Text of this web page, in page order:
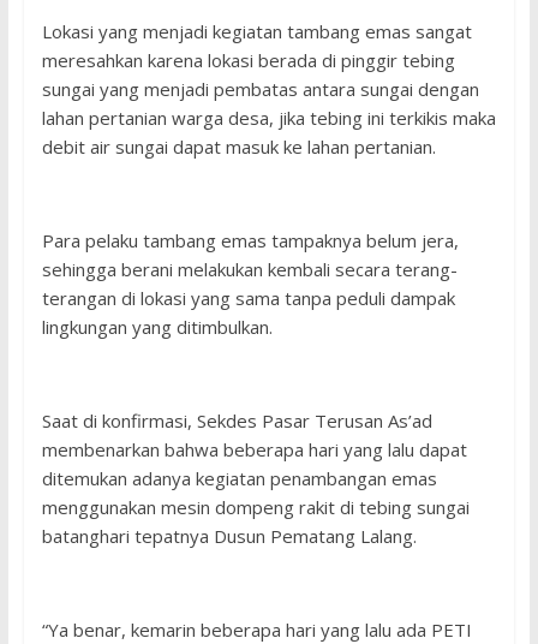
Lokasi yang menjadi kegiatan tambang emas sangat
meresahkan karena lokasi berada di pinggir tebing
sungai yang menjadi pembatas antara sungai dengan
lahan pertanian warga desa, jika tebing ini terkikis maka
debit air sungai dapat masuk ke lahan pertanian.
Para pelaku tambang emas tampaknya belum jera,
sehingga berani melakukan kembali secara terang-
terangan di lokasi yang sama tanpa peduli dampak
lingkungan yang ditimbulkan.
Saat di konfirmasi, Sekdes Pasar Terusan As’ad
membenarkan bahwa beberapa hari yang lalu dapat
ditemukan adanya kegiatan penambangan emas
menggunakan mesin dompeng rakit di tebing sungai
batanghari tepatnya Dusun Pematang Lalang.
“Ya benar, kemarin beberapa hari yang lalu ada PETI